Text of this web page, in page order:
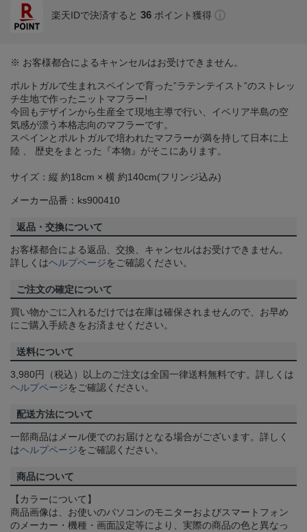
楽天IDで決済すると 36 ポイント獲得
※ お客様都合によるキャンセルはお受けできません。
ポルトガルで生まれスペインで育った”ラテンテイスト”のストレッ
チ生地で作ったニットマフラー!
今回もデザインから生産全て現地主導で行い、イベリア半島の空
気感が漂う本格志向のマフラーです。
スペインとポルトガルで培われたマフラーが満を持して日本に上
陸 、 歴史をまとった『本物』がそこにあります。
サイズ：縦 約18cm × 横 約140cm(フリンジ込み)
メーカー品番：ks900410
返品・交換について
お客様都合による返品、交換、キャンセルはお受けできません。
詳しくはヘルプページをご確認ください。
ご注文の確定について
買い物かごに入れるだけでは在庫は確保されませんので、お早め
にご購入手続きをお済ませください。
送料について
3,980円（税込）以上のご注文は全国一律送料無料です。詳しくは
ヘルプページをご確認ください。
配送方法について
一部商品はメール便でのお届けとなる場合がございます。詳しく
はヘルプページをご確認ください。
商品について
【カラーについて】
商品画像は、お使いのパソコンのモニターおよびスマートフォン
のメーカー・機種・画面設定等により、実際の商品の色と異なっ